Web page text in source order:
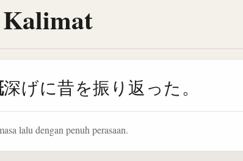
深げに昔を振り返った。
lalu dengan penuh perasaan.